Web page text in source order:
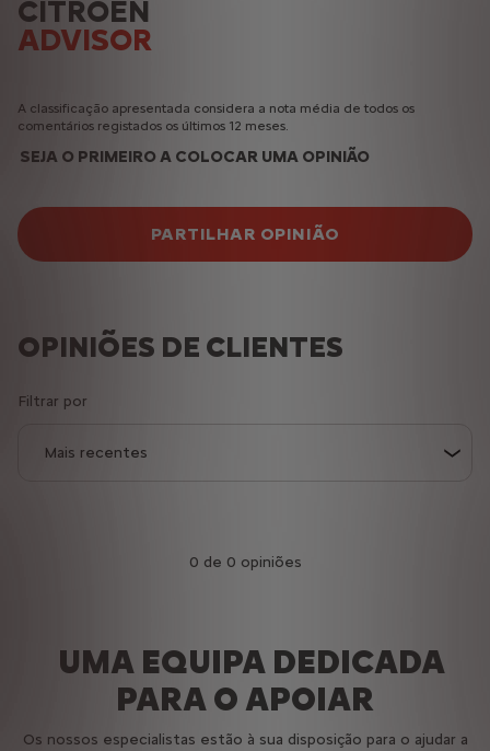
CITROËN
ADVISOR
A classificação apresentada considera a nota média de todos os
comentários registados os últimos 12 meses.
SEJA O PRIMEIRO A COLOCAR UMA OPINIÃO
PARTILHAR OPINIÃO
OPINIÕES DE CLIENTES
Filtrar por
0 de 0 opiniões
UMA EQUIPA DEDICADA
PARA O APOIAR
Os nossos especialistas estão à sua disposição para o ajudar a